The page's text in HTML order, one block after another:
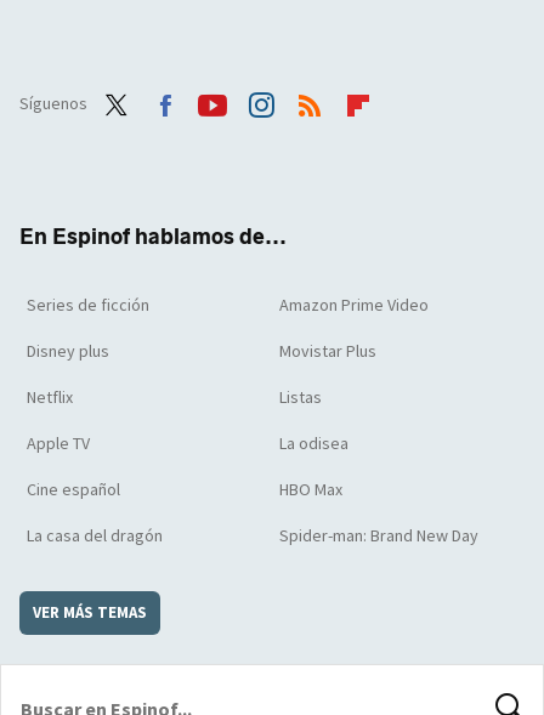
Síguenos
En Espinof hablamos de...
Series de ficción Amazon Prime Video
Disney plus Movistar Plus
Netflix Listas
Apple TV La odisea
Cine español HBO Max
La casa del dragón Spider-man: Brand New Day
VER MÁS TEMAS